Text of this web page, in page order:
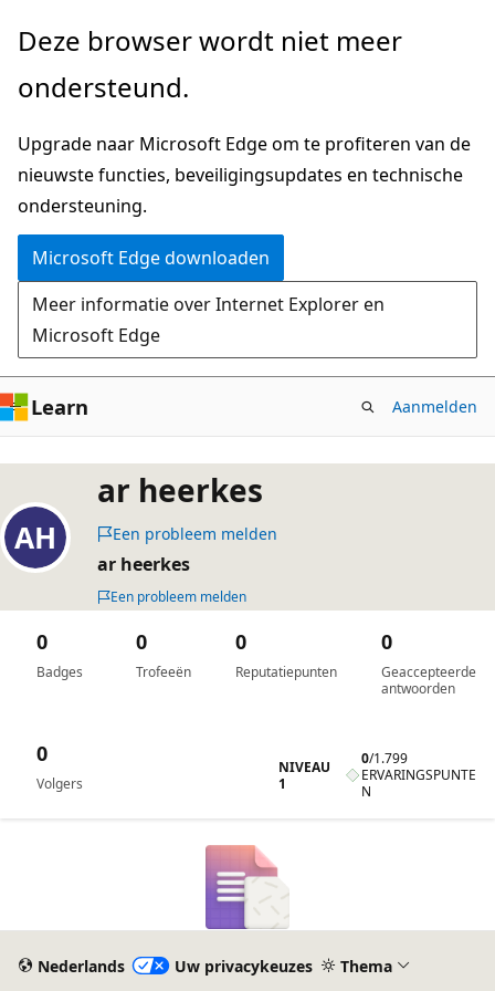
Naar
gaan
Deze browser wordt niet meer
ondersteund.
Upgrade naar Microsoft Edge om te profiteren van de
nieuwste functies, beveiligingsupdates en technische
ondersteuning.
Microsoft Edge downloaden
Meer informatie over Internet Explorer en
Microsoft Edge
Learn Aanmelden
ar heerkes
Een probleem melden
ar heerkes
Een probleem melden
Badges
0
Trofeeën
0
Reputatiepunten
0
Geaccepteerde
antwoorden
0
Volgers
0
NIVEAU
1
0/1.799
ERVARINGSPUNTE
N
Nederlands Uw privacykeuzes Thema